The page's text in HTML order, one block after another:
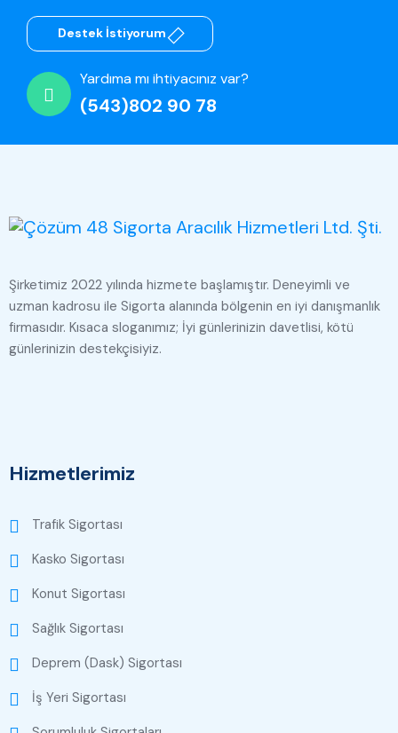
Destek İstiyorum
Yardıma mı ihtiyacınız var?
(543)802 90 78
Şirketimiz 2022 yılında hizmete başlamıştır. Deneyimli ve
uzman kadrosu ile Sigorta alanında bölgenin en iyi danışmanlık
firmasıdır. Kısaca sloganımız; İyi günlerinizin davetlisi, kötü
günlerinizin destekçisiyiz.
Hizmetlerimiz
Trafik Sigortası
Kasko Sigortası
Konut Sigortası
Sağlık Sigortası
Deprem (Dask) Sigortası
İş Yeri Sigortası